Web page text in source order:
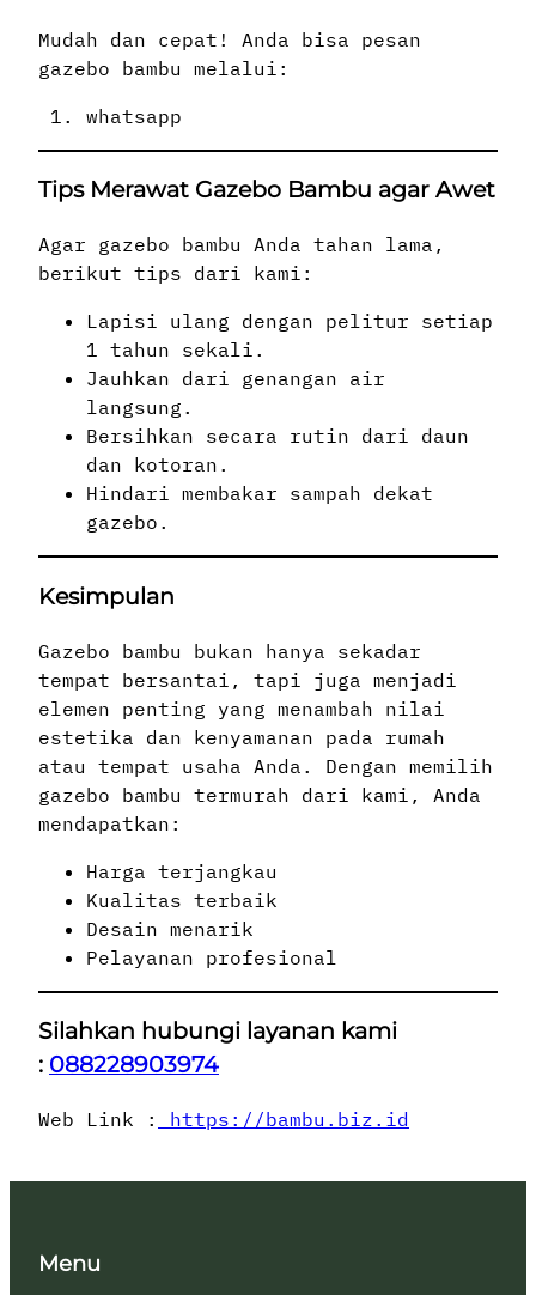
Mudah dan cepat! Anda bisa pesan
gazebo bambu melalui:
whatsapp
Tips Merawat Gazebo Bambu agar Awet
Agar gazebo bambu Anda tahan lama,
berikut tips dari kami:
Lapisi ulang dengan pelitur setiap
1 tahun sekali.
Jauhkan dari genangan air
langsung.
Bersihkan secara rutin dari daun
dan kotoran.
Hindari membakar sampah dekat
gazebo.
Kesimpulan
Gazebo bambu bukan hanya sekadar
tempat bersantai, tapi juga menjadi
elemen penting yang menambah nilai
estetika dan kenyamanan pada rumah
atau tempat usaha Anda. Dengan memilih
gazebo bambu termurah dari kami, Anda
mendapatkan:
Harga terjangkau
Kualitas terbaik
Desain menarik
Pelayanan profesional
Silahkan hubungi layanan kami
: 088228903974
Web Link : https://bambu.biz.id
Menu